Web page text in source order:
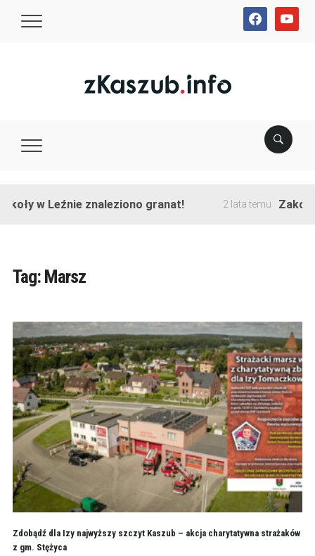
facebookyoutube
w Leźnie znaleziono granat! 2 lata temu
Tag: Marsz
Zdobądź dla Izy najwyższy szczyt Kaszub – akcja charytatywna strażaków
z gm. Stężyca